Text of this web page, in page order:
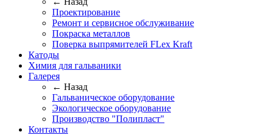
Проектирование
Ремонт и сервисное обслуживание
Покраска металлов
Поверка выпрямителей FLex Kraft
Катоды
Химия для гальваники
Галерея
← Назад
Гальваническое оборудование
Экологическое оборудование
Производство "Полипласт"
Контакты